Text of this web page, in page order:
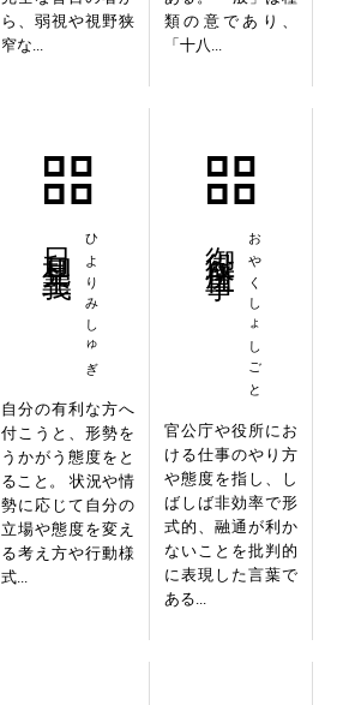
ら、弱視や視野狭
窄な...
類の意であり、
「十八...
ひよりみしゅぎ
自分の有利な方へ
付こうと、形勢を
うかがう態度をと
ること。 状況や情
勢に応じて自分の
立場や態度を変え
る考え方や行動様
式...
おやくしょしごと
官公庁や役所にお
ける仕事のやり方
や態度を指し、し
ばしば非効率で形
式的、融通が利か
ないことを批判的
に表現した言葉で
ある...